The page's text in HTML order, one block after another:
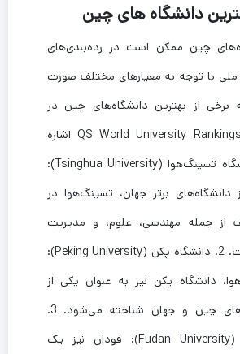
دانشگاه های چین
چین ممکن است در رده‌بندی‌های
با توجه به معیارهای مختلف صورت
برخی از بهترین دانشگاه‌های چین در
رده‌بندی QS World University Rankings 2023 اشاره
می‌شود. 1. دانشگاه تسینگ‌هوا (Tsinghua University):
دانشگاه‌های برتر جهان، تسینگ‌هوا در
از جمله مهندسی، علوم، و مدیریت
شناخته شده است. 2. دانشگاه پکن (Peking University):
دانشگاه پکن نیز به عنوان یکی از
بهترین دانشگاه‌های چین و جهان شناخته می‌شود. 3.
دانشگاه فودان (Fudan University): فودان نیز یک